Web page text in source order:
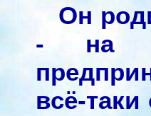
Он
- на -
всё-